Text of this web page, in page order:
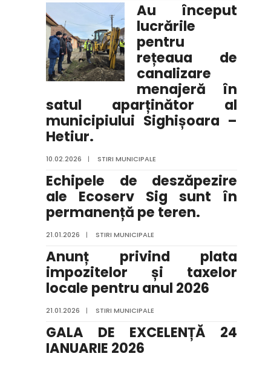
Au început
lucrările
pentru
rețeaua de
canalizare
menajeră în
satul aparținător al
municipiului Sighișoara –
Hetiur.
10.02.2026 | STIRI MUNICIPALE
Echipele de deszăpezire
ale Ecoserv Sig sunt în
permanență pe teren.
21.01.2026 | STIRI MUNICIPALE
Anunț privind plata
impozitelor și taxelor
locale pentru anul 2026
21.01.2026 | STIRI MUNICIPALE
GALA DE EXCELENȚĂ 24
IANUARIE 2026